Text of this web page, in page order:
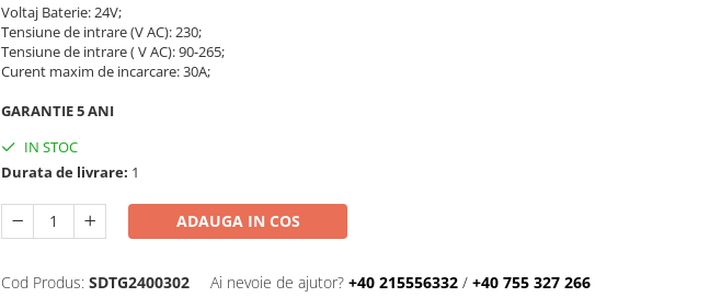
Voltaj Baterie: 24V;
Tensiune de intrare (V AC): 230;
Tensiune de intrare ( V AC): 90-265;
Curent maxim de incarcare: 30A;
GARANTIE 5 ANI
IN STOC
Durata de livrare: 1
ADAUGA IN COS
Cod Produs: SDTG2400302 Ai nevoie de ajutor? +40 215556332 / +40 755 327 266